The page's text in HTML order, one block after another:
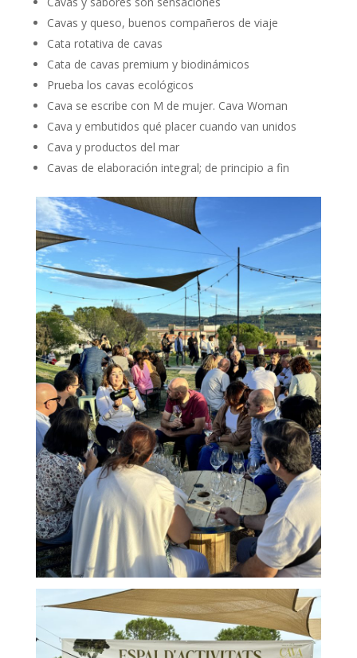
Cavas y queso, buenos compañeros de viaje
Cata rotativa de cavas
Cata de cavas premium y biodinámicos
Prueba los cavas ecológicos
Cava se escribe con M de mujer. Cava Woman
Cava y embutidos qué placer cuando van unidos
Cava y productos del mar
Cavas de elaboración integral; de principio a fin